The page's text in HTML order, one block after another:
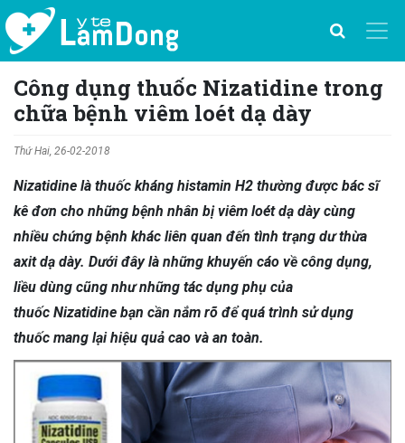
Công dụng thuốc Nizatidine trong
chữa bệnh viêm loét dạ dày
Thứ Hai, 26-02-2018
Nizatidine là thuốc kháng histamin H2 thường được bác sĩ
kê đơn cho những bệnh nhân bị viêm loét dạ dày cùng
nhiều chứng bệnh khác liên quan đến tình trạng dư thừa
axit dạ dày. Dưới đây là những khuyến cáo về công dụng,
liều dùng cũng như những tác dụng phụ của
thuốc Nizatidine bạn cần nắm rõ để quá trình sử dụng
thuốc mang lại hiệu quả cao và an toàn.